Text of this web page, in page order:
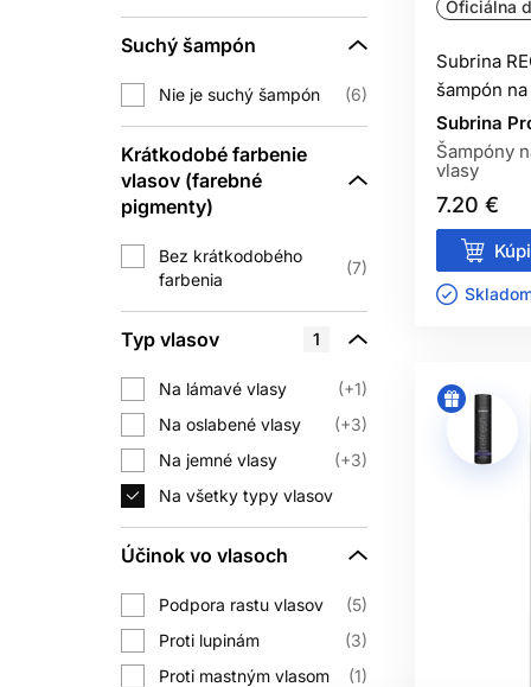
Androgenetická alopécia sa
spôsobuje difúzne zvýšené padanie
alebo rýchlom
Šampón tieto rozdielne príčiny
umývacie produkty, no ich vhodnosť
Vlasy vypadnuté z folikulu bývajú
Zosvetľovanie, vysoké teploty,
Kondicionér, tepelná ochrana a šetrná
byť najlepší na poškodené dĺžky;
Svrbenie, výrazné šupiny,
zlepšiť vhodným šampónom s
Masáž pri umývaní má byť jemná.
Suchý šampón
Nie je suchý šampón 6
Krátkodobé farbenie
vlasov (farebné
pigmenty)
Bez krátkodobého
farbenia
7
Typ vlasov 1
Na lámavé vlasy
+1
Na oslabené vlasy
+3
Na jemné vlasy
+3
Na všetky typy vlasov
Účinok vo vlasoch
Podpora rastu vlasov
5
Proti lupinám
3
Proti mastným vlasom
1
Oficiálna
Subrina
šampón
Subrina
Šampóny
vlasy
7.20 €
Skladom